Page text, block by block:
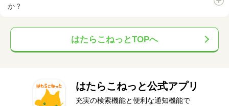
か？
はたらこねっとTOPへ
はたらこねっと公式アプリ
充実の検索機能と便利な通知機能で